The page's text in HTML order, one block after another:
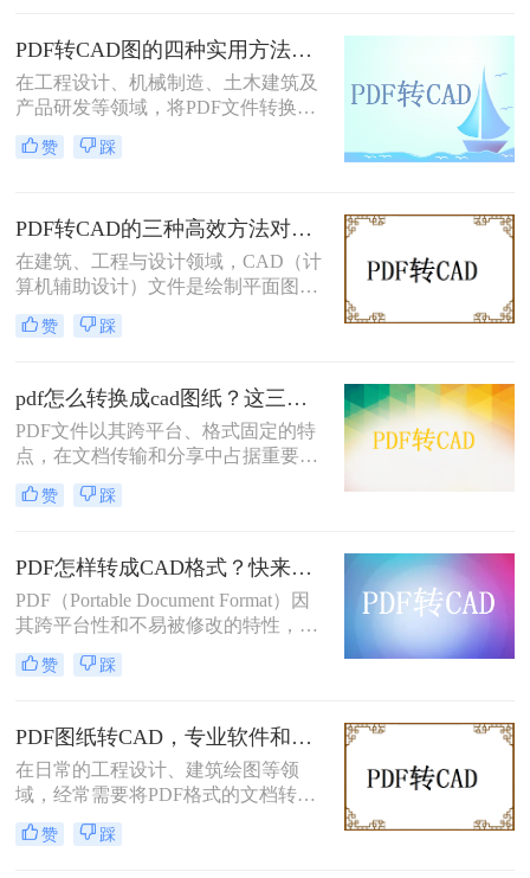
逐一详解操作步骤，助你高效决策。
PDF转CAD图的四种实用方法对比（2026最新版）：按需选择，效率至上！
在工程设计、机械制造、土木建筑及
产品研发等领域，将PDF文件转换为
可编辑的CAD图纸（DWG/DXF）是
一项极其常见的操作。CAD（计算机
形，而这些图形广泛用于生产制造、
施工落地等环节。面对不同格式、不
同复杂度的PDF图纸，如何选择最合
成果质量。本文先给出四种主流方法
赞 踩
PDF转CAD的三种高效方法对比：精准转换、可编辑、保图层！
在建筑、工程与设计领域，CAD（计
算机辅助设计）文件是绘制平面图、
结构图及施工图的核心载体。然而，
我们经常收到客户或协作方发来的
接用 CAD 软件编辑。因此，将 PDF
转换为可编辑的 DWG/DXF 格式 成
为设计人员的刚需。但转换质量参差
不齐：有的丢失线条，有的图层混
乱，甚至文字变成乱码。本文从 转换
精度、图层保留、操作难度、文件安
您快速选出最适合的那一款。
赞 踩
pdf怎么转换成cad图纸？这三种方法不妨试试！
PDF文件以其跨平台、格式固定的特
点，在文档传输和分享中占据重要地
位。然而，当需要对PDF中的图纸进
行编辑或设计时，通常需要将其转换
CAD图纸呢？本文将为您介绍三种实
用的pdf转cad图纸的方法，帮助您轻
松实现这一目标。
赞 踩
PDF怎样转成CAD格式？快来学习这2个实用方法吧！
PDF（Portable Document Format）因
其跨平台性和不易被修改的特性，在
工程图纸的分享和存储中广泛应用。
然而，在工程设计和制造领域，
因其可编辑性和精确性成为行业标
准。因此，将PDF图纸转换成CAD格
式成为许多设计师和工程师的常见需
求。那么PDF怎样转成CAD格式呢？
本文将介绍两种将PDF转换成CAD格
式的方法。
赞 踩
PDF图纸转CAD，专业软件和AutoCAD导入哪个更合适！
在日常的工程设计、建筑绘图等领
域，经常需要将PDF格式的文档转换
为CAD（Computer-Aided Design）文
件，以便进行进一步的编辑和修改。
赞 踩